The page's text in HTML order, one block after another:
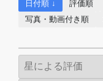
日付順 ↓ 評価順
写真・動画付き順